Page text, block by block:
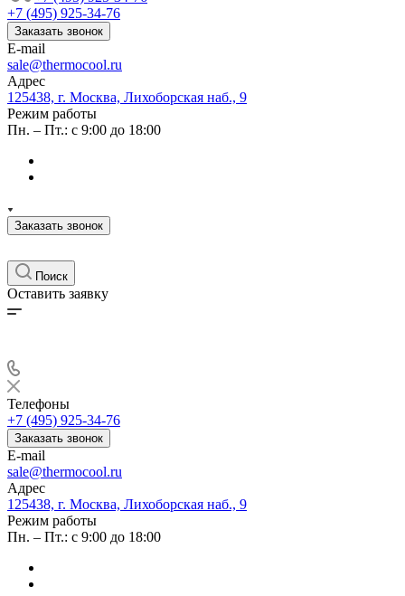
+7 (495) 925-34-76
Заказать звонок
E-mail
sale@thermocool.ru
Адрес
125438, г. Москва, Лихоборская наб., 9
Режим работы
Пн. – Пт.: с 9:00 до 18:00
Заказать звонок
Поиск
Оставить заявку
Телефоны
+7 (495) 925-34-76
Заказать звонок
E-mail
sale@thermocool.ru
Адрес
125438, г. Москва, Лихоборская наб., 9
Режим работы
Пн. – Пт.: с 9:00 до 18:00